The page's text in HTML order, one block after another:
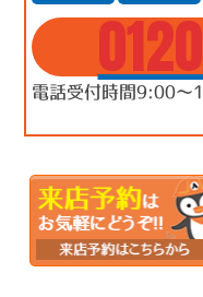
電話受付時間9:00～